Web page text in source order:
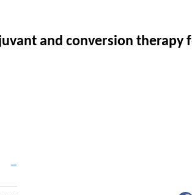
and conversion therapy